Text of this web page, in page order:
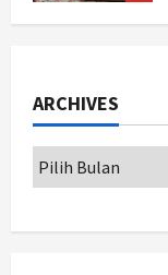
2
ARCHIVES